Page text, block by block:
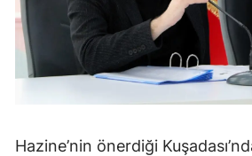
Hazine’nin önerdiği